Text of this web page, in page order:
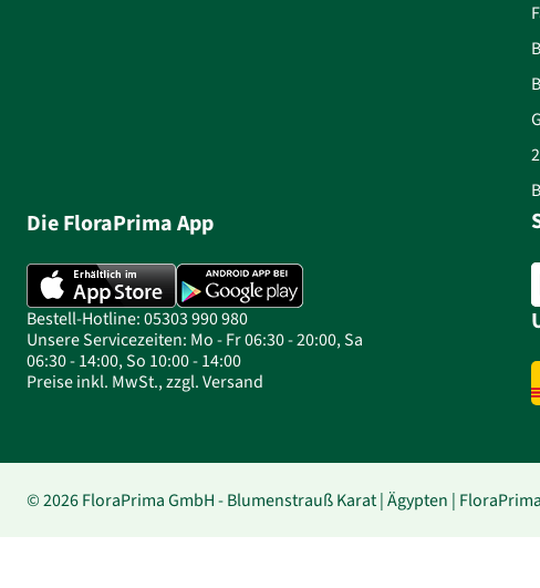
Die FloraPrima App
Bestell-Hotline: 05303 990 980
Unsere Servicezeiten: Mo - Fr 06:30 - 20:00, Sa
06:30 - 14:00, So 10:00 - 14:00
Preise inkl. MwSt., zzgl. Versand
© 2026 FloraPrima GmbH - Blumenstrauß Karat | Ägypten | FloraPrima